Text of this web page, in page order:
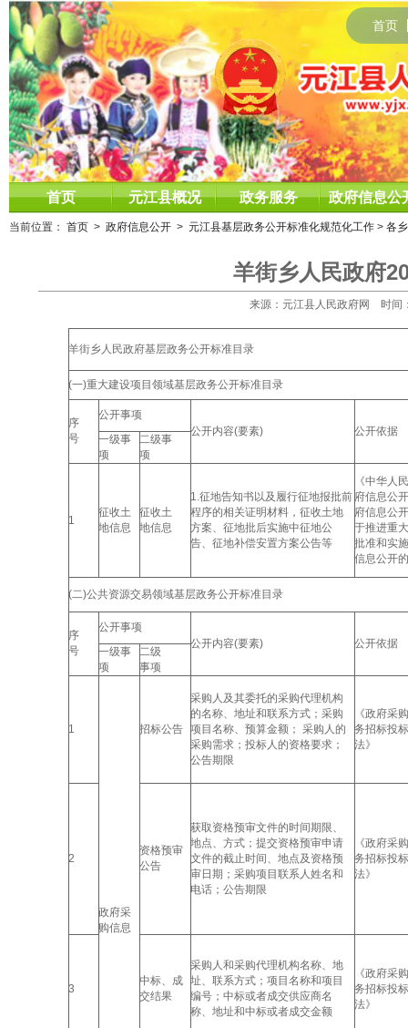
首页
首页 元江县概况 政务服务 政府信息公
当前位置： 首页 > 政府信息公开 > 元江县基层政务公开标准化规范化工作 > 各
羊街乡人民政府
来源：元江县人民政府网 时间
羊街乡人民政府基层政务公开标准目录
(一)重大建设项目领域基层政务公开标准目录
序
号
公开事项
公开内容(要素)
公开依据
一级事
项
二级事
项
1
征收土
地信息
征收土
地信息
1.征地告知书以及履行征地报批前
程序的相关证明材料，征收土地
方案、征地批后实施中征地公
告、征地补偿安置方案公告等
《中华人
府信息公
府信息公
于推进重
批准和实
信息公开
(二)公共资源交易领域基层政务公开标准目录
序
号
公开事项
公开内容(要素)
公开依据
一级事
项
二级
事项
1
政府采
购信息
招标公告
采购人及其委托的采购代理机构
的名称、地址和联系方式；采购
项目名称、预算金额； 采购人的
采购需求；投标人的资格要求；
公告期限
《政府采
务招标投
法》
2
资格预审
公告
获取资格预审文件的时间期限、
地点、方式；提交资格预审申请
文件的截止时间、地点及资格预
审日期；采购项目联系人姓名和
电话；公告期限
《政府采
务招标投
法》
3
中标、成
交结果
采购人和采购代理机构名称、地
址、联系方式；项目名称和项目
编号；中标或者成交供应商名
称、地址和中标或者成交金额
《政府采
务招标投
法》